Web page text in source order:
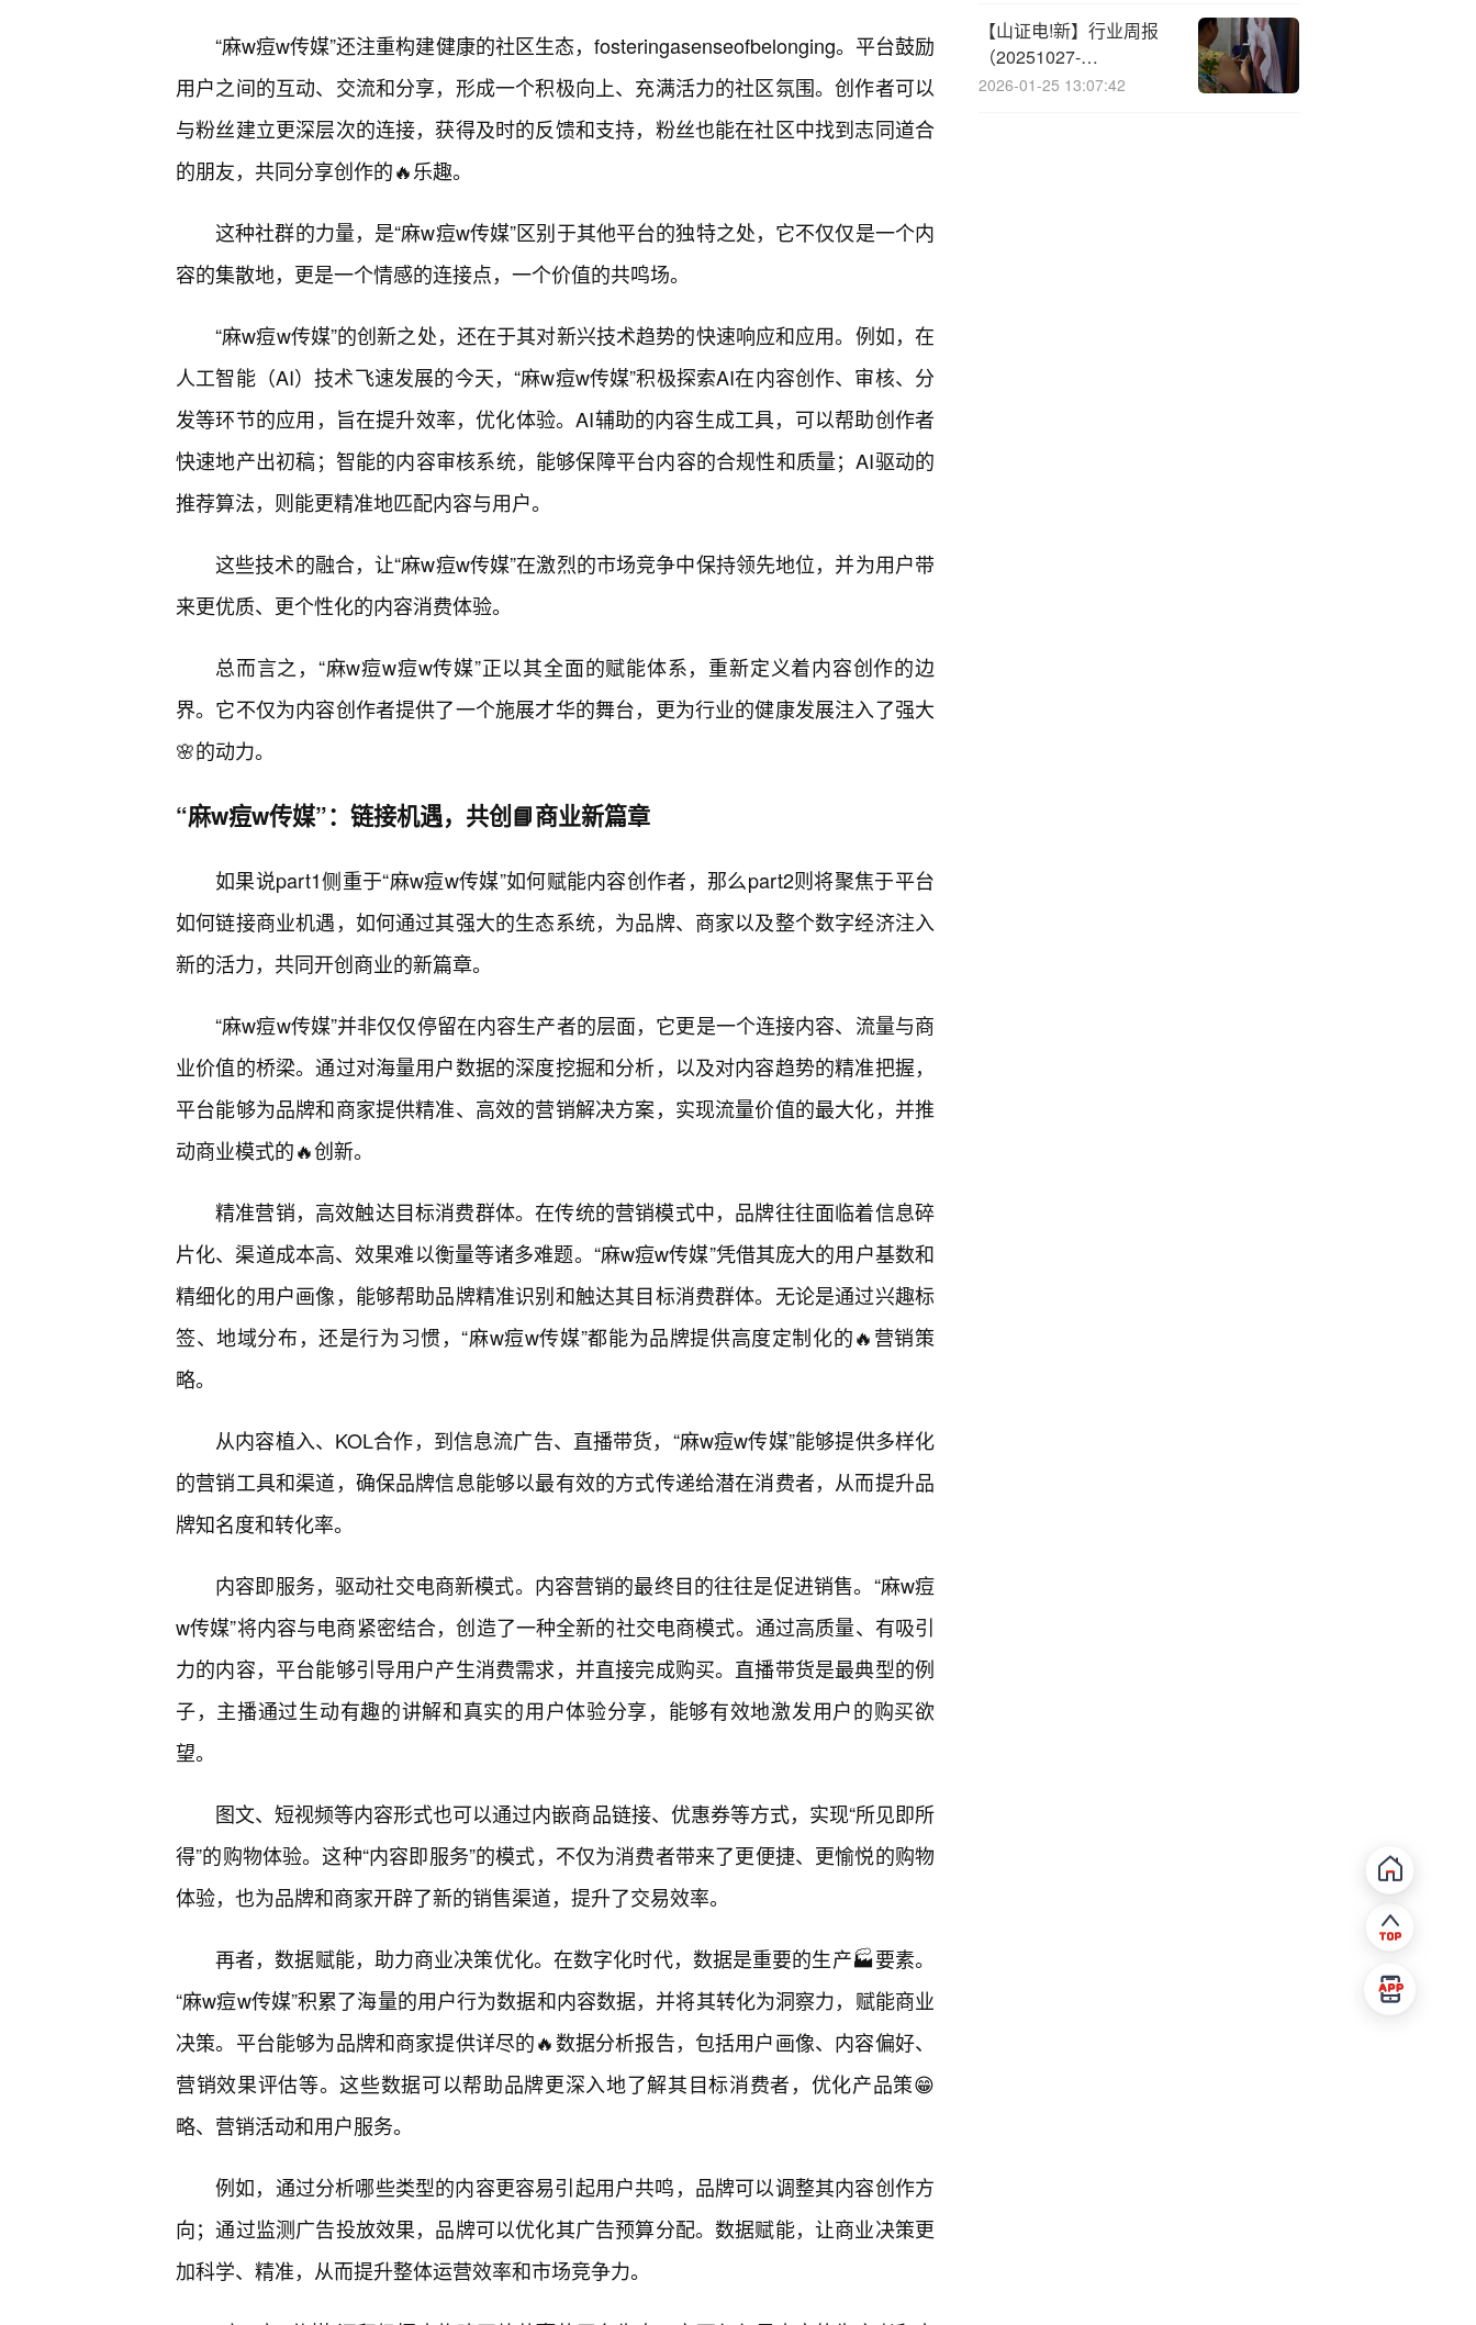
“麻w痘w传媒”还注重构建健康的社区生态，fosteringasenseofbelonging。平台鼓励
用户之间的互动、交流和分享，形成一个积极向上、充满活力的社区氛围。创作者可以
与粉丝建立更深层次的连接，获得及时的反馈和支持，粉丝也能在社区中找到志同道合
的朋友，共同分享创作的🔥乐趣。
这种社群的力量，是“麻w痘w传媒”区别于其他平台的独特之处，它不仅仅是一个内
容的集散地，更是一个情感的连接点，一个价值的共鸣场。
“麻w痘w传媒”的创新之处，还在于其对新兴技术趋势的快速响应和应用。例如，在
人工智能（AI）技术飞速发展的今天，“麻w痘w传媒”积极探索AI在内容创作、审核、分
发等环节的应用，旨在提升效率，优化体验。AI辅助的内容生成工具，可以帮助创作者
快速地产出初稿；智能的内容审核系统，能够保障平台内容的合规性和质量；AI驱动的
推荐算法，则能更精准地匹配内容与用户。
这些技术的融合，让“麻w痘w传媒”在激烈的市场竞争中保持领先地位，并为用户带
来更优质、更个性化的内容消费体验。
总而言之，“麻w痘w痘w传媒”正以其全面的赋能体系，重新定义着内容创作的边
界。它不仅为内容创作者提供了一个施展才华的舞台，更为行业的健康发展注入了强大
🌸的动力。
“麻w痘w传媒”：链接机遇，共创📘商业新篇章
如果说part1侧重于“麻w痘w传媒”如何赋能内容创作者，那么part2则将聚焦于平台
如何链接商业机遇，如何通过其强大的生态系统，为品牌、商家以及整个数字经济注入
新的活力，共同开创商业的新篇章。
“麻w痘w传媒”并非仅仅停留在内容生产者的层面，它更是一个连接内容、流量与商
业价值的桥梁。通过对海量用户数据的深度挖掘和分析，以及对内容趋势的精准把握，
平台能够为品牌和商家提供精准、高效的营销解决方案，实现流量价值的最大化，并推
动商业模式的🔥创新。
精准营销，高效触达目标消费群体。在传统的营销模式中，品牌往往面临着信息碎
片化、渠道成本高、效果难以衡量等诸多难题。“麻w痘w传媒”凭借其庞大的用户基数和
精细化的用户画像，能够帮助品牌精准识别和触达其目标消费群体。无论是通过兴趣标
签、地域分布，还是行为习惯，“麻w痘w传媒”都能为品牌提供高度定制化的🔥营销策
略。
从内容植入、KOL合作，到信息流广告、直播带货，“麻w痘w传媒”能够提供多样化
的营销工具和渠道，确保品牌信息能够以最有效的方式传递给潜在消费者，从而提升品
牌知名度和转化率。
内容即服务，驱动社交电商新模式。内容营销的最终目的往往是促进销售。“麻w痘
w传媒”将内容与电商紧密结合，创造了一种全新的社交电商模式。通过高质量、有吸引
力的内容，平台能够引导用户产生消费需求，并直接完成购买。直播带货是最典型的例
子，主播通过生动有趣的讲解和真实的用户体验分享，能够有效地激发用户的购买欲
望。
图文、短视频等内容形式也可以通过内嵌商品链接、优惠券等方式，实现“所见即所
得”的购物体验。这种“内容即服务”的模式，不仅为消费者带来了更便捷、更愉悦的购物
体验，也为品牌和商家开辟了新的销售渠道，提升了交易效率。
再者，数据赋能，助力商业决策优化。在数字化时代，数据是重要的生产🏭要素。
“麻w痘w传媒”积累了海量的用户行为数据和内容数据，并将其转化为洞察力，赋能商业
决策。平台能够为品牌和商家提供详尽的🔥数据分析报告，包括用户画像、内容偏好、
营销效果评估等。这些数据可以帮助品牌更深入地了解其目标消费者，优化产品策😁
略、营销活动和用户服务。
例如，通过分析哪些类型的内容更容易引起用户共鸣，品牌可以调整其内容创作方
向；通过监测广告投放效果，品牌可以优化其广告预算分配。数据赋能，让商业决策更
加科学、精准，从而提升整体运营效率和市场竞争力。
【山证电!新】行业周报
（20251027-
20251102）：宇树将发
2026-01-25 13:07:42